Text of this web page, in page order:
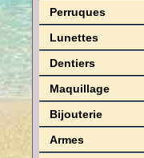
Perruques
Lunettes
Dentiers
Maquillage
Bijouterie
Armes